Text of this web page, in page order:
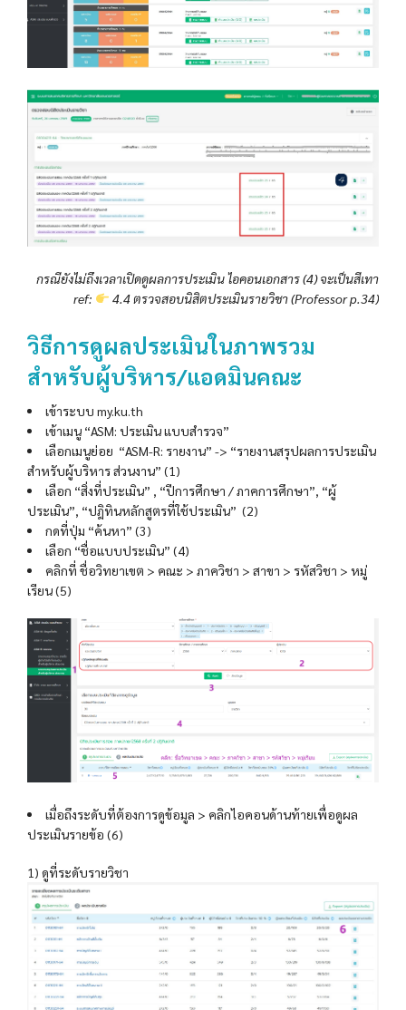
กรณียังไม่ถึงเวลาเปิดดูผลการประเมิน ไอคอนเอกสาร (4) จะเป็นสีเทา
ref:
4.4 ตรวจสอบนิสิตประเมินรายวิชา (Professor p.34)
วิธีการดูผลประเมินในภาพรวม
สำหรับผู้บริหาร/แอดมินคณะ
เข้าระบบ my.ku.th
เข้าเมนู “ASM: ประเมิน แบบสำรวจ”
เลือกเมนูย่อย “ASM-R: รายงาน” -> “รายงานสรุปผลการประเมิน
สำหรับผู้บริหาร ส่วนงาน” (1)
เลือก “สิ่งที่ประเมิน” , “ปีการศึกษา / ภาคการศึกษา”, “ผู้
ประเมิน”, “ปฎิทินหลักสูตรที่ใช้ประเมิน” (2)
กดที่ปุ่ม “ค้นหา” (3)
เลือก “ชื่อแบบประเมิน” (4)
คลิกที่ ชื่อวิทยาเขต > คณะ > ภาควิชา > สาขา > รหัสวิชา > หมู่
เรียน (5)
เมื่อถึงระดับที่ต้องการดูข้อมูล > คลิกไอคอนด้านท้ายเพื่อดูผล
ประเมินรายข้อ (6)
1) ดูที่ระดับรายวิชา